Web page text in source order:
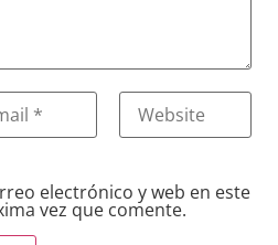
electrónico y web en este
vez que comente.